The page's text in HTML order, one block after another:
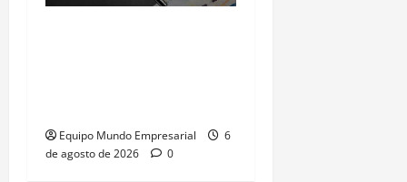
Equipo Mundo Empresarial
6
de agosto de 2026
0